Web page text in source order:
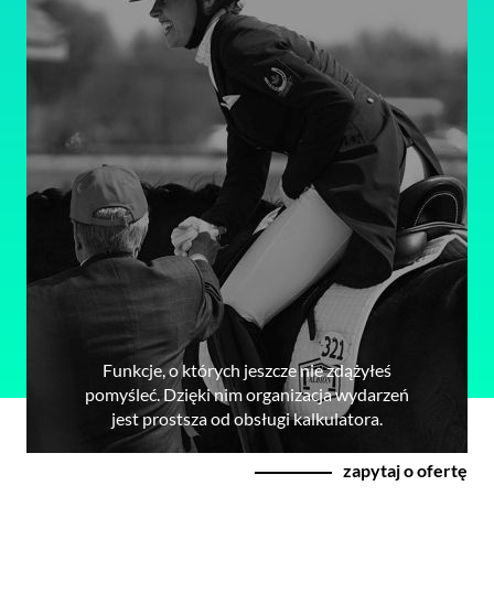
Funkcje, o których jeszcze nie zdążyłeś
pomyśleć. Dzięki nim organizacja wydarzeń
jest prostsza od obsługi kalkulatora.
zapytaj o ofertę